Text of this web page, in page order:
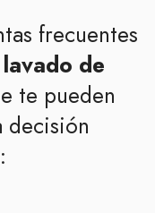
frecuentes
lavado de
te pueden
decisión